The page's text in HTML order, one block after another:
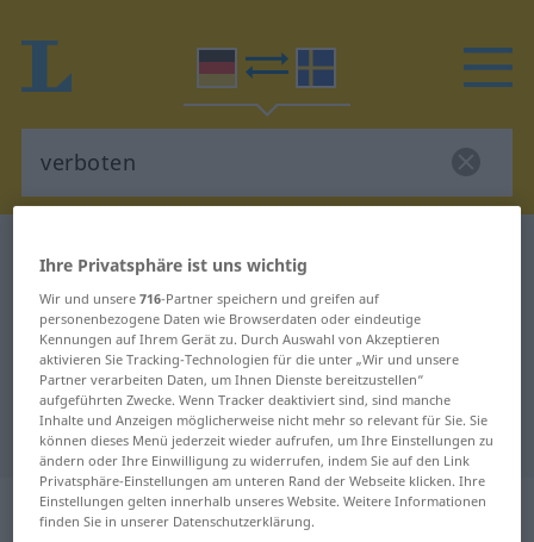
Deutsch-Schwedisch Übersetzung
für "verboten"
"verboten" Schwedisch
Übersetzung
„verboten“: Adjektiv,
Ihre Privatsphäre ist uns wichtig
Wir und unsere716-Partner speichern und greifen auf
personenbezogene Daten wie Browserdaten oder eindeutige
Kennungen auf Ihrem Gerät zu. Durch Auswahl von Akzeptieren
aktivieren Sie Tracking-Technologien für die unter „Wir und unsere
Partner verarbeiten Daten, um Ihnen Dienste bereitzustellen“
aufgeführten Zwecke. Wenn Tracker deaktiviert sind, sind manche
Inhalte und Anzeigen möglicherweise nicht mehr so relevant für Sie. Sie
können dieses Menü jederzeit wieder aufrufen, um Ihre Einstellungen zu
ändern oder Ihre Einwilligung zu widerrufen, indem Sie auf den Link
Privatsphäre-Einstellungen am unteren Rand der Webseite klicken. Ihre
Einstellungen gelten innerhalb unseres Website. Weitere Informationen
finden Sie in unserer Datenschutzerklärung.